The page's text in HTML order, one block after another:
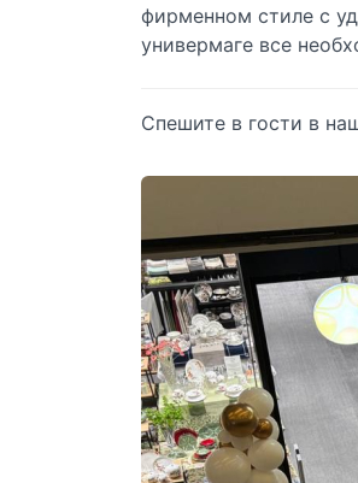
фирменном стиле с
универмаге все
Спешите в гости в